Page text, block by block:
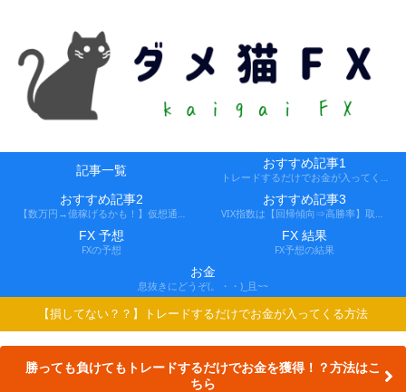
記事一覧 おすすめ記事1
おすすめ記事2 おすすめ記事3
FX 予想
FXの予想
FX 結果
FX予想の結果
お金
息抜きにどうぞ(。・・)_且~~
【損してない？？】トレードするだけでお金が入ってくる方法
勝っても負けてもトレードするだけでお金を獲得！？方法はこ
ちら